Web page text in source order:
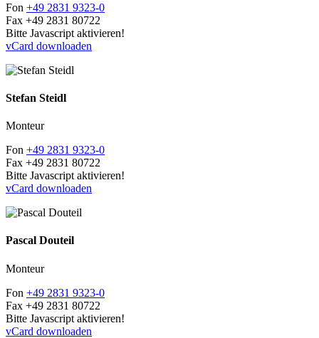
Fon +49 2831 9323-0
Fax +49 2831 80722
Bitte Javascript aktivieren!
vCard downloaden
Stefan Steidl
Monteur
Fon +49 2831 9323-0
Fax +49 2831 80722
Bitte Javascript aktivieren!
vCard downloaden
Pascal Douteil
Monteur
Fon +49 2831 9323-0
Fax +49 2831 80722
Bitte Javascript aktivieren!
vCard downloaden